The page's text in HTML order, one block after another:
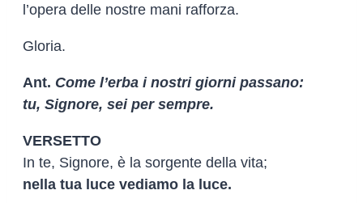
l’opera delle nostre mani rafforza.
Gloria.
Ant. Come l’erba i nostri giorni passano:
tu, Signore, sei per sempre.
VERSETTO
In te, Signore, è la sorgente della vita;
nella tua luce vediamo la luce.